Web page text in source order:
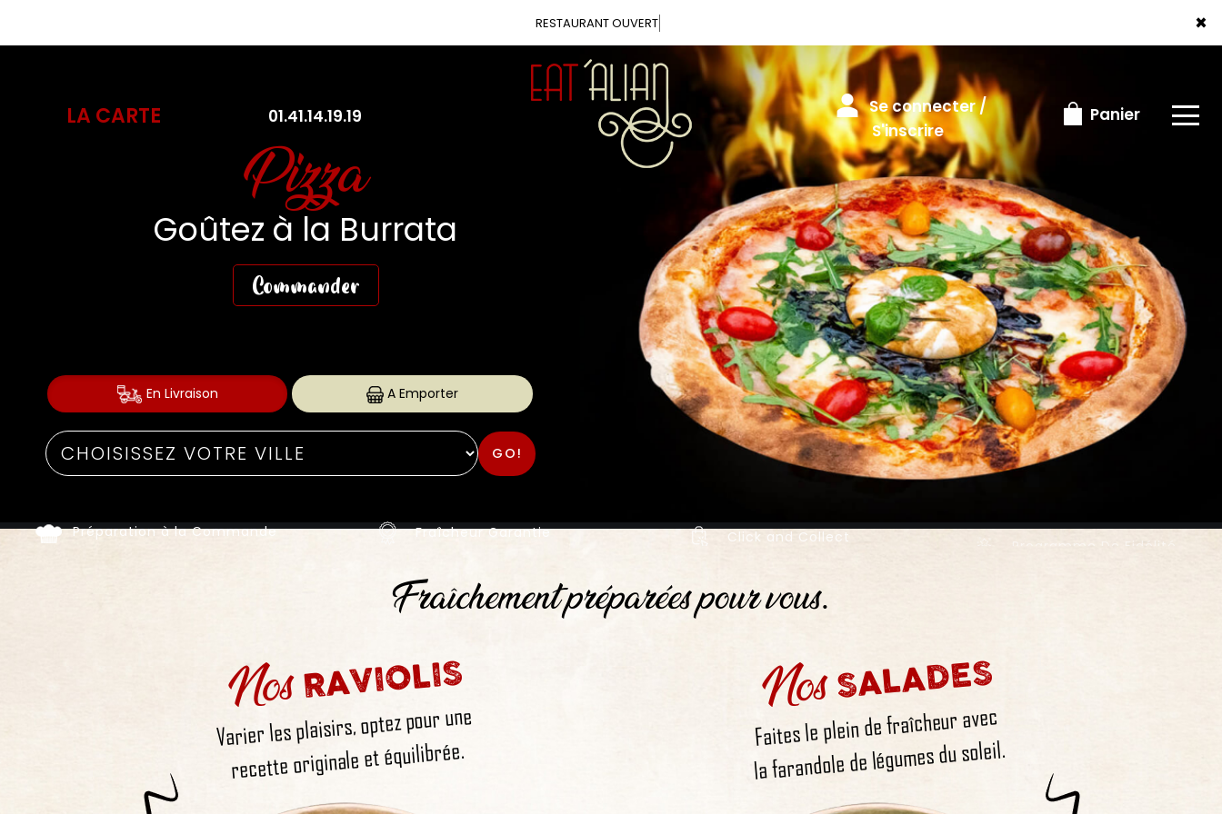
×
Vous pouve
LA CARTE 01.41.14.19.19
Se connecter /
S'inscrire
Panier
En Livraison A Emporter
GO!
Préparation à la Commande Fraîcheur Garantie Click and Collect Programme De Fidélité
Pasta Fresca
Des Pasta aussi fraîches
que gourmandes !
Fraîchement préparées pour vous.
NosRAVIOLIS
Varier les plaisirs, optez pour une
recette originale et équilibrée.
NosSALADES
Faites le plein de fraîcheur avec
la farandole de légumes du soleil.